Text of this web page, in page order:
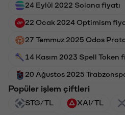
24 Eylül 2022 Solana fiyatı
22 Ocak 2024 Optimism
27 Temmuz 2025 Odos
14 Kasım 2023 Spell Token
20 Ağustos 2025
Popüler işlem çiftleri
STG/TL XAI/TL